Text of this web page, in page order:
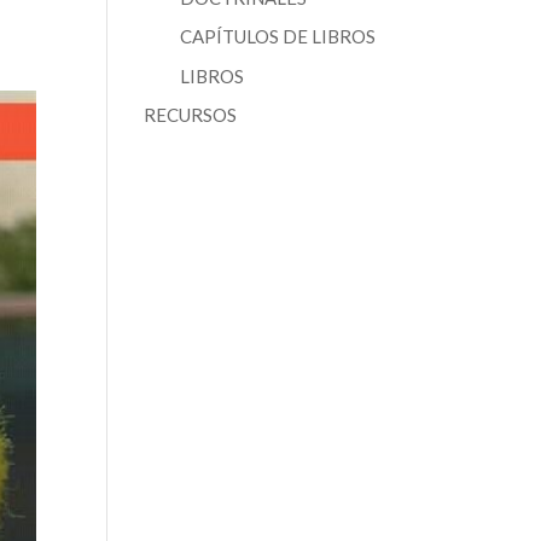
CAPÍTULOS DE LIBROS
LIBROS
RECURSOS